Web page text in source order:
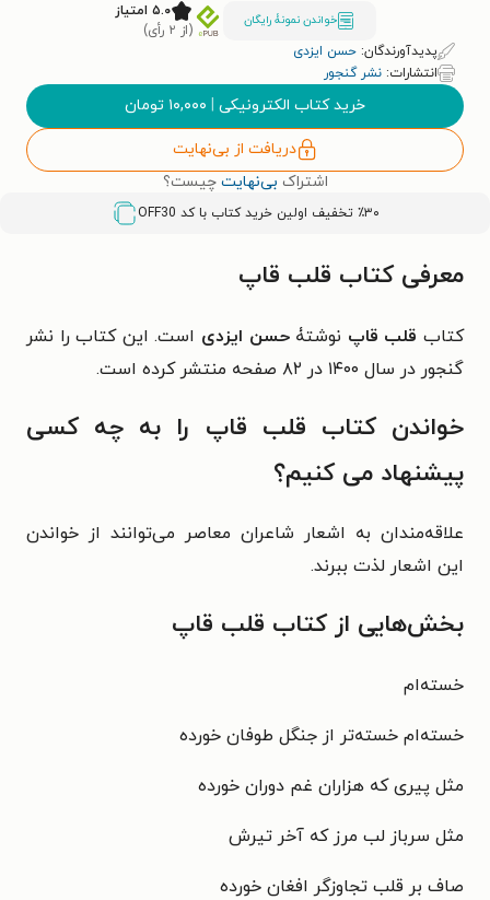
خواندن نمونۀ رایگان
۵.۰ امتیاز
(از ۲ رأی)
پدیدآورندگان: حسن ایزدی
انتشارات: نشر گنجور
خرید کتاب الکترونیکی | ۱۰,۰۰۰ تومان
دریافت از بی‌نهایت
اشتراک بی‌نهایت چیست؟
٪۳۰ تخفیف اولین خرید کتاب با کد OFF30
معرفی کتاب قلب قاپ
کتاب قلب قاپ نوشتۀحسن ایزدی است. این کتاب را نشر
گنجور در سال ۱۴۰۰ در ۸۲ صفحه منتشر کرده است.
خواندن کتاب قلب قاپ را به چه کسی
پیشنهاد می کنیم؟
علاقه‌مندان به اشعار شاعران معاصر می‌توانند از خواندن
این اشعار لذت ببرند.
بخش‌هایی از کتاب قلب قاپ
خسته‌ام
خسته‌ام خسته‌تر از جنگل طوفان خورده
مثل پیری که هزاران غم دوران خورده
مثل سرباز لب مرز که آخر تیرش
صاف بر قلب تجاوزگر افغان خورده